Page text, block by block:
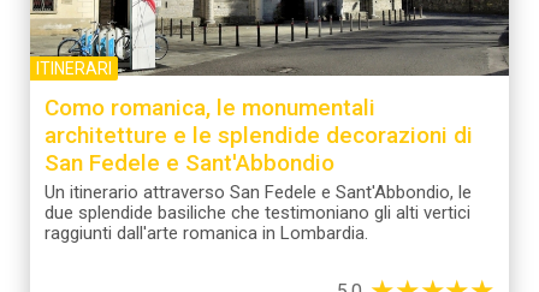
ITINERARI
Como romanica, le monumentali
architetture e le splendide decorazioni di
San Fedele e Sant'Abbondio
Un itinerario attraverso San Fedele e Sant'Abbondio, le
due splendide basiliche che testimoniano gli alti vertici
raggiunti dall'arte romanica in Lombardia.